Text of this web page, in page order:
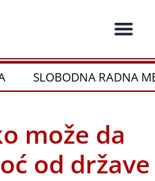
SLOBODNA RADNA
može da
od države